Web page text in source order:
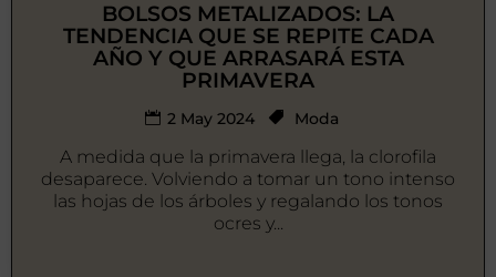
BOLSOS METALIZADOS: LA
TENDENCIA QUE SE REPITE CADA
AÑO Y QUE ARRASARÁ ESTA
PRIMAVERA
2 May 2024 Moda
A medida que la primavera llega, la clorofila
desaparece. Volviendo a tomar un tono intenso
las hojas de los árboles y regalando los tonos
ocres y...